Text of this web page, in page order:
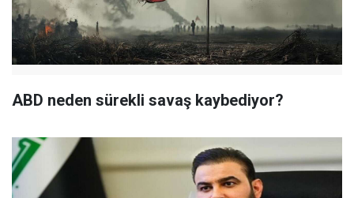
ABD neden sürekli savaş kaybediyor?